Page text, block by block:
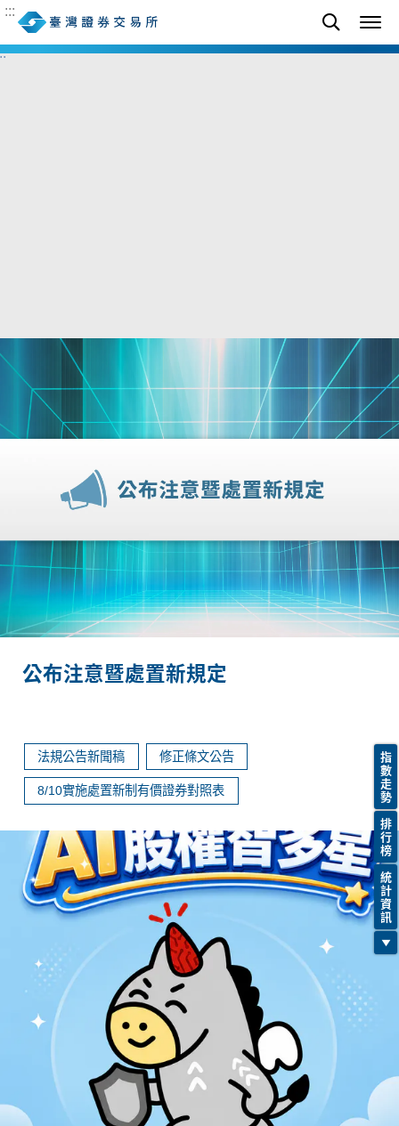
::: 臺灣公司治理100指數
-- (--
公布注意暨處置新規定
法規公告新聞稿 修正條文公告
8/10實施處置新制有價證券對照表
指
數
走
勢
排
行
榜
統
計
資
訊